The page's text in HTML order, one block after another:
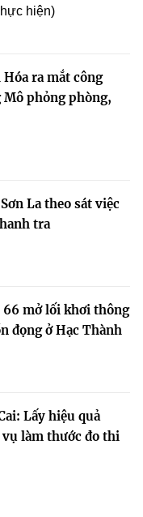
hiện)
ra mắt công
phỏng phòng,
La theo sát việc
tra
66 mở lối khơi thông
đọng ở Hạc Thành
Lấy hiệu quả
làm thước đo thi